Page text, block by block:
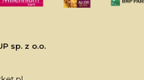
sp. z o.o.